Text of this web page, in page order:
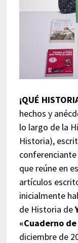
¡QUÉ
hechos y
lo largo de la
Historia),
que reúne en
artículos
inicialmente
de Historia de
«Cuaderno
diciembre de